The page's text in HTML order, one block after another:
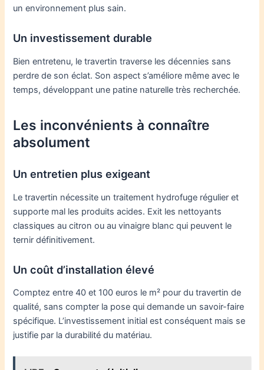
un environnement plus sain.
Un investissement durable
Bien entretenu, le travertin traverse les décennies sans
perdre de son éclat. Son aspect s’améliore même avec le
temps, développant une patine naturelle très recherchée.
Les inconvénients à connaître
absolument
Un entretien plus exigeant
Le travertin nécessite un traitement hydrofuge régulier et
supporte mal les produits acides. Exit les nettoyants
classiques au citron ou au vinaigre blanc qui peuvent le
ternir définitivement.
Un coût d’installation élevé
Comptez entre 40 et 100 euros le m² pour du travertin de
qualité, sans compter la pose qui demande un savoir-faire
spécifique. L’investissement initial est conséquent mais se
justifie par la durabilité du matériau.